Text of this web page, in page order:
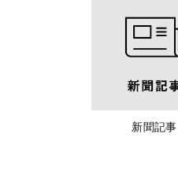
新聞記事